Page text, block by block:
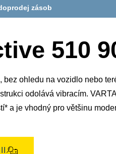
zásob
510
ohledu na vozidlo nebo
odolává vibracím.
a je vhodný pro většinu